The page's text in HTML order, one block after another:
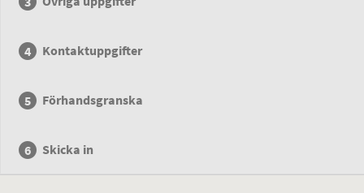
Kontaktuppgifter
Förhandsgranska
Skicka in